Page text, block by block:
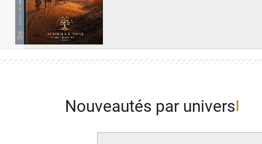
Nouveautés par univers